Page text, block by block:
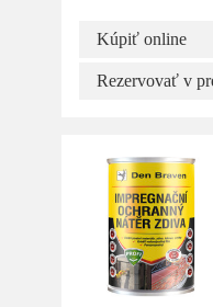
Kúpiť online
Rezervovať v